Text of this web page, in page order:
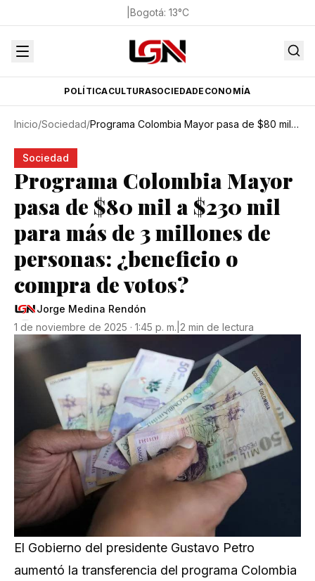
Bogotá: 13°C
POLÍTICACULTURASOCIEDADECONOMÍA
Inicio/Sociedad/ Programa Colombia Mayor pasa de $80 mil a $230 mil para más de 3 millones de personas: ¿beneficio o compra de votos?
Sociedad
Programa Colombia Mayor
pasa de $80 mil a $230 mil
para más de 3 millones de
personas: ¿beneficio o
compra de votos?
Jorge Medina Rendón
1 de noviembre de 2025 · 1:45 p. m. 2 min de lectura
El Gobierno del presidente Gustavo Petro
aumentó la transferencia del programa Colombia